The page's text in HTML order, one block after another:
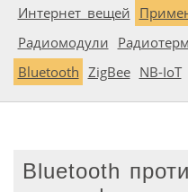
Интернет вещей
Радиомодули
Bluetooth ZigBee NB-IoT
Bluetooth